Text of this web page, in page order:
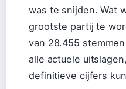
was te snijden. Wat
grootste partij te
van 28.455
alle actuele
definitieve cijfers